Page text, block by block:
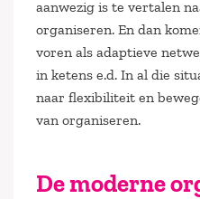
aanwezig is te vertalen
organiseren. En dan
voren als adaptieve
in ketens e.d. In al die
naar flexibiliteit en
van organiseren.
De moderne